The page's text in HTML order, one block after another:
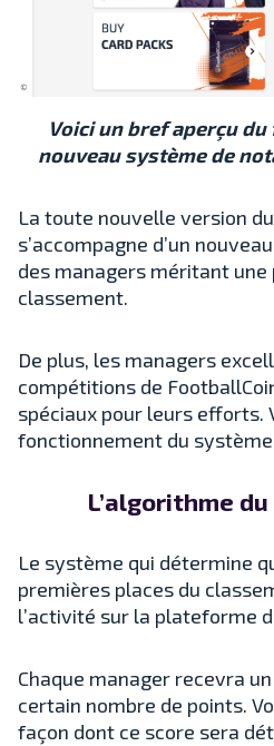
Voici un bref aperçu
nouveau système de
La toute nouvelle version
s’accompagne d’un
des managers méritant une
classement.
De plus, les managers
compétitions de
spéciaux pour leurs efforts.
fonctionnement du
L’algorithme
Le système qui détermine
premières places du
l’activité sur la plateforme
Chaque manager recevra
certain nombre de points.
façon dont ce score sera